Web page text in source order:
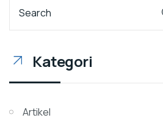
Kategori
Artikel